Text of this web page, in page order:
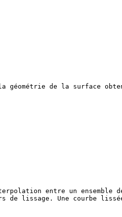
géométrie de la surface
entre un
de lissage. Une courbe